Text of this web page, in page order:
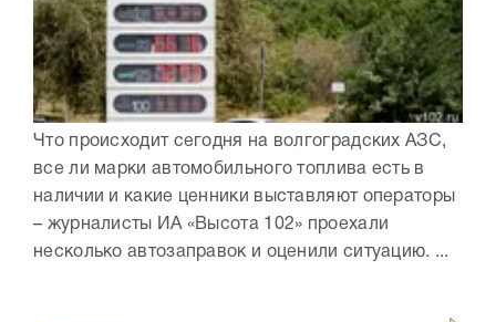
Что происходит сегодня на волгоградских АЗС,
все ли марки автомобильного топлива есть в
наличии и какие ценники выставляют операторы
– журналисты ИА «Высота 102» проехали
несколько автозаправок и оценили ситуацию. ...